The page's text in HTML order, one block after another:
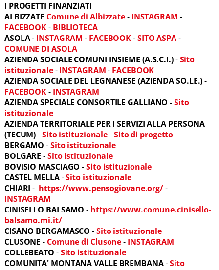
I PROGETTI FINANZIATI
ALBIZZATE Comune di Albizzate- INSTAGRAM -
FACEBOOK- BIBLIOTECA
ASOLA- INSTAGRAM- FACEBOOK-SITO ASPA-
COMUNE DI ASOLA
AZIENDA SOCIALE COMUNI INSIEME (A.S.C.I.)-Sito
istituzionale-INSTAGRAM- FACEBOOK
AZIENDA SOCIALE DEL LEGNANESE (AZIENDA SO.LE.)-
FACEBOOK- INSTAGRAM
AZIENDA SPECIALE CONSORTILE GALLIANO -Sito
istituzionale
AZIENDA TERRITORIALE PER I SERVIZI ALLA PERSONA
(TECUM)-Sito istituzionale-Sito di progetto
BERGAMO -Sito istituzionale
BOLGARE -Sito istituzionale
BOVISIO MASCIAGO -Sito istituzionale
CASTEL MELLA-Sito istituzionale
CHIARI- https://www.pensogiovane.org/-
INSTAGRAM
CINISELLO BALSAMO - https://www.comune.cinisello-
balsamo.mi.it/
CISANO BERGAMASCO -Sito istituzionale
CLUSONE- Comune di Clusone- INSTAGRAM
COLLEBEATO -Sito istituzionale
COMUNITA' MONTANA VALLE BREMBANA-Sito